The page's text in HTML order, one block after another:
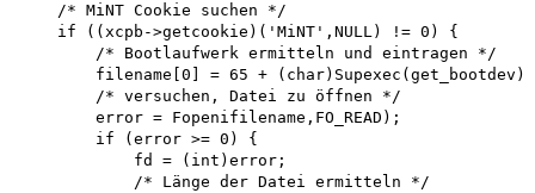
    /* MiNT Cookie suchen */
    if ((xcpb->getcookie)('MiNT',NULL) != 0) {
        /* Bootlaufwerk ermitteln und eintragen */
        filename[0] = 65 + (char)Supexec(get_bootdev);
        /* versuchen, Datei zu öffnen */
        error = Fopenifilename,FO_READ);
        if (error >= 0) {
            fd = (int)error;
            /* Länge der Datei ermitteln */